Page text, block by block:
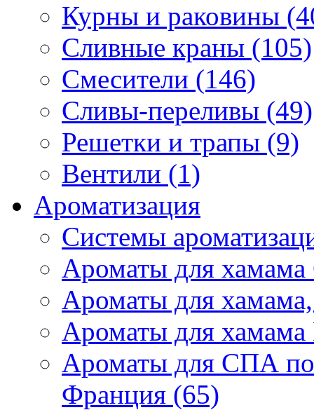
Курны и раковины
Сливные краны (105)
Смесители (146)
Сливы-переливы (49)
Решетки и трапы (9)
Вентили (1)
Ароматизация
Системы
Ароматы для
Ароматы для
Ароматы для
Ароматы для СПА
Франция (65)